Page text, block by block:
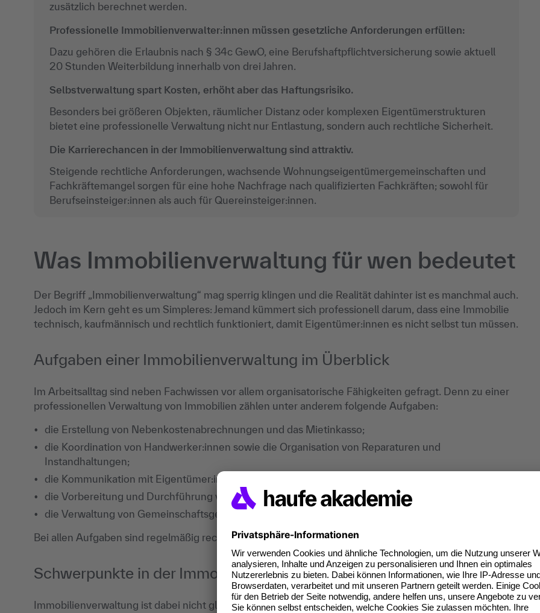
zusätzlich berechnet werden.
Professionelle Immobilienverwalter:innen müssen gesetzliche Anforderungen erfüllen:
Dazu gehören die Erlaubnis nach § 34c GewO, eine Berufshaftpflichtversicherung sowie aktuell
20 Stunden Weiterbildung innerhalb von drei Jahren.
Selbstverwaltung spart Kosten, erhöht aber das Haftungsrisiko.
Besonders bei größeren Objekten, räumlicher Distanz oder komplexen Eigentümerstrukturen
bietet eine professionelle Verwaltung nicht nur Entlastung, sondern auch rechtliche Sicherheit.
Die Karrierechancen in der Immobilienverwaltung sind attraktiv.
Steigende rechtliche Anforderungen, wachsende Wohnungseigentümergemeinschaften und
Fachkräftemangel sorgen für eine hohe Nachfrage nach qualifizierten Fachkräften; sowohl für
Berufseinsteiger:innen als auch für Quereinsteiger:innen.
Was Immobilienverwaltung für wen bedeutet
Der Begriff „Immobilienverwaltung“ mag sperrig klingen und die Realität dahinter ist es manchmal auch.
Jedoch im Kern geht es um Simpleres: Jemand kümmert sich professionell darum, dass eine Immobilie
technisch, kaufmännisch und rechtlich funktioniert, damit Eigentümer:innen es nicht selbst tun müssen.
Aufgaben einer Immobilienverwaltung im Überblick
Im Arbeitsalltag sind neben Fachwissen vor allem organisatorische Fähigkeiten gefragt. Denn zu einer
professionellen Verwaltung von Immobilien zählen unter anderem folgende Aufgaben:
die Erstellung von Nebenkostenabrechnungen und das Mietinkasso;
die Koordination von Handwerker:innen sowie die Organisation von Reparaturen und
Instandhaltungen;
die Kommunikation mit Eigentümer:innen, Mieter:innen, Behörden und Versorgungsunternehmen;
die Vorbereitung und Durchführung von Eigentümerversammlungen;
die Verwaltung von Gemeinschaftsgeldern und Instandhaltungsrücklagen.
Bei allen Aufgaben sind regelmäßig rechtliche Fragestellungen korrekt einzuordnen.
Schwerpunkte in der Immobilienverwaltung nach Immobilientyp
Immobilienverwaltung ist dabei nicht gleich Immobilienverwaltung. Je nach Verwaltungstyp und